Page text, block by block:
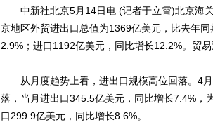
中新社北京5月14日电 (记者于立霄)北京海关
京地区外贸进出口总值为1369亿美元，比去年
2.9%；进口1192亿美元，同比增长12.2%。贸
从月度趋势上看，进出口规模高位回落。4月
落，当月进出口345.5亿美元，同比增长7.4%，
口299.9亿美元，同比增长8.6%。